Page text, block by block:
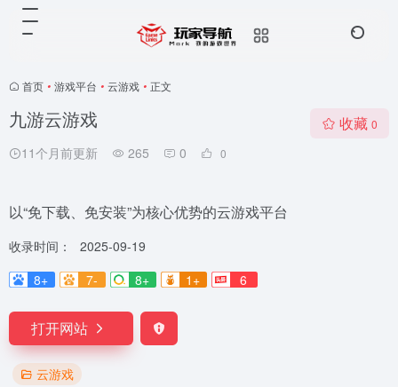
首页 • 游戏平台 • 云游戏 • 正文
九游云游戏
11个月前更新 265 0 0
收藏 0
以“免下载、免安装”为核心优势的云游戏平台
收录时间：
2025-09-19
8+
7- 8+ 1+ 6
打开网站
云游戏